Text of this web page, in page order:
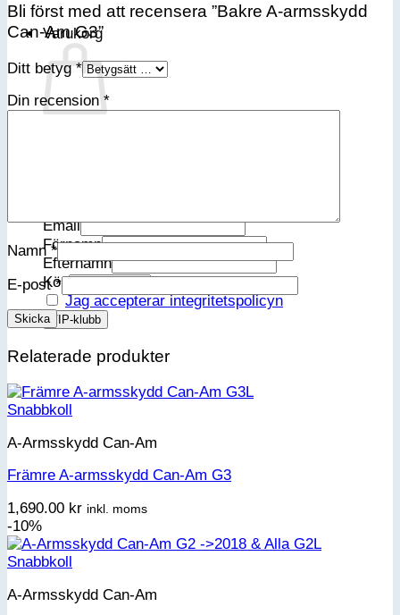
Varukorg
Email
Förnamn
Efternamn
Kön
Jag accepterar integritetspolicyn
Bli först med att recensera ”Bakre A-armsskydd
Can-Am G3”
Ditt betyg*
Din recension*
Namn*
E-post*
Relaterade produkter
Snabbkoll
A-Armsskydd Can-Am
Främre A-armsskydd Can-Am G3
1,690.00 kr inkl. moms
-10%
Snabbkoll
A-Armsskydd Can-Am